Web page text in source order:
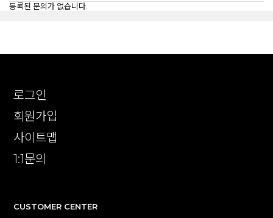
등록된 문의가 없습니다.
로그인
회원가입
사이트맵
1:1문의
CUSTOMER CENTER